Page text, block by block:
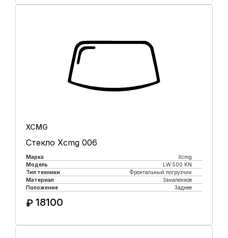
XCMG
Стекло Xcmg 006
Марка
Xcmg
Модель
LW 500 KN
Тип техники
Фронтальный погрузчик
Материал
Закаленное
Положение
Заднее
₽ 18100